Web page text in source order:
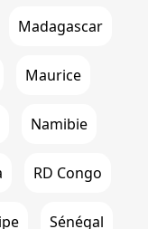
Madagascar
Maurice
Namibie
RD Congo
Sénégal